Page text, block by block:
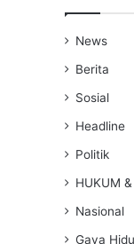
News
Berita
Sosial
Headline
Politik
HUKUM &
Nasional
Gaya